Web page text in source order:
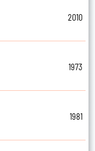
2010
1973
1981